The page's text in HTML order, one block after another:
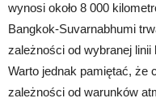
wynosi około 8 000
Bangkok-Suvarnabhumi
zależności od wybranej
Warto jednak pamiętać, że
zależności od warunków